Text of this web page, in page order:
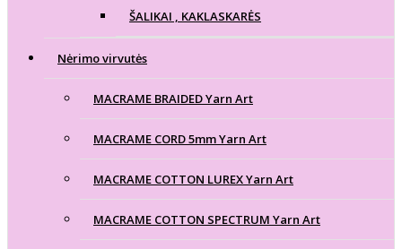
ŠALIKAI , KAKLASKARĖS
Nėrimo virvutės
MACRAME BRAIDED Yarn Art
MACRAME CORD 5mm Yarn Art
MACRAME COTTON LUREX Yarn Art
MACRAME COTTON SPECTRUM Yarn Art